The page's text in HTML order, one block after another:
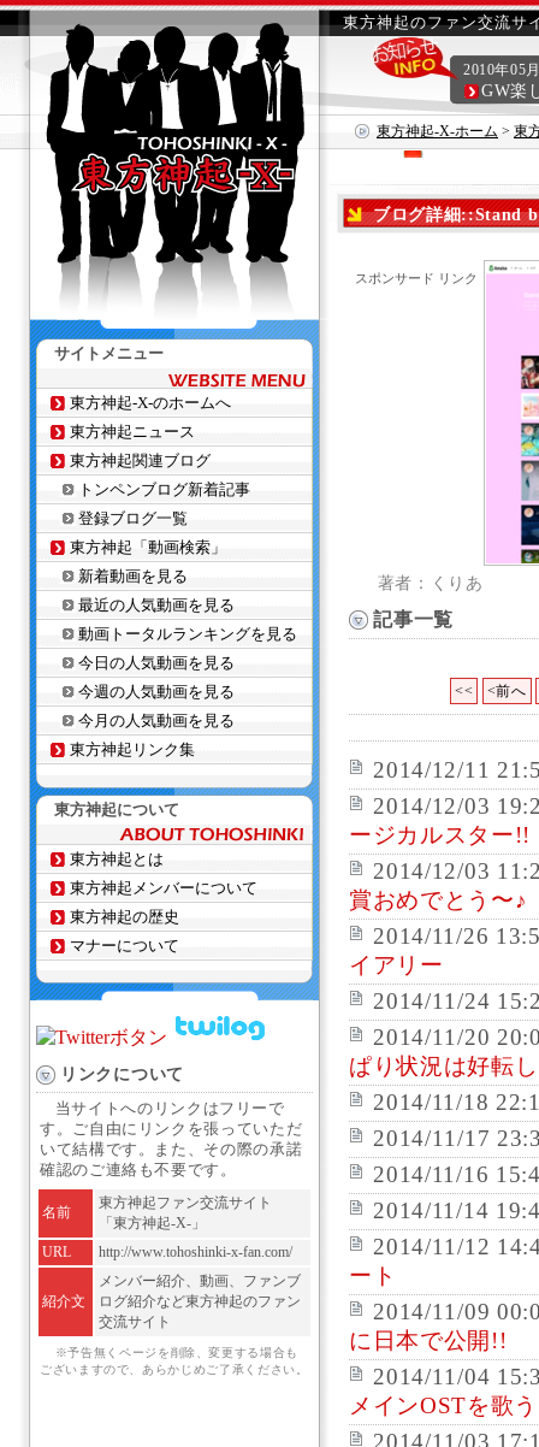
東方神起のファン交流サ
東方神起-X-ホーム > 東
2010年05
GW楽
ブログ詳細::Stand
スポンサード リンク
著者：くりあ
記事一覧
<< <前へ
2014/12/11
2014/12/03
ージカルスター!!
2014/12/03
賞おめでとう〜♪
2014/11/26
イアリー
2014/11/24
2014/11/20
ぱり状況は好転
2014/11/18
2014/11/17
2014/11/16
2014/11/14
2014/11/12
ート
2014/11/09
に日本で公開!!
2014/11/04
メインOSTを歌
2014/11/03
サイトメニュー
東方神起-X-のホームへ
東方神起ニュース
東方神起関連ブログ
トンペンブログ新着記事
登録ブログ一覧
東方神起「動画検索」
新着動画を見る
最近の人気動画を見る
動画トータルランキングを見る
今日の人気動画を見る
今週の人気動画を見る
今月の人気動画を見る
東方神起リンク集
東方神起について
東方神起とは
東方神起メンバーについて
東方神起の歴史
マナーについて
リンクについて
当サイトへのリンクはフリーで
す。ご自由にリンクを張っていただ
いて結構です。また、その際の承諾
確認のご連絡も不要です。
名前
東方神起ファン交流サイト
「東方神起-X-」
URL
http://www.tohoshinki-x-fan.com/
紹介文
メンバー紹介、動画、ファンブ
ログ紹介など東方神起のファン
交流サイト
※予告無くページを削除、変更する場合も
ございますので、あらかじめご了承ください。